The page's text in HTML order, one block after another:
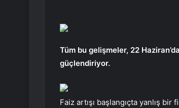
Tüm bu gelişmeler, 22
güçlendiriyor.
Faiz artışı başlangıçta yanlış